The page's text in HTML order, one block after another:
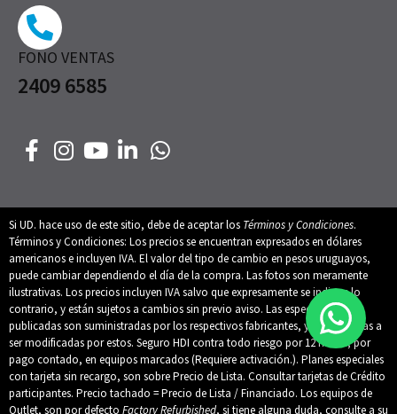
FONO VENTAS
2409 6585
Si UD. hace uso de este sitio, debe de aceptar los Términos y Condiciones.
Términos y Condiciones: Los precios se encuentran expresados en dólares
americanos e incluyen IVA. El valor del tipo de cambio en pesos uruguayos,
puede cambiar dependiendo el día de la compra. Las fotos son meramente
ilustrativas. Los precios incluyen IVA salvo que expresamente se indique lo
contrario, y están sujetos a cambios sin previo aviso. Las especificaciones
publicadas son suministradas por los respectivos fabricantes, y están sujetas a
ser modificadas por estos. Seguro HDI contra todo riesgo por 12 meses, por
pago contado, en equipos marcados (Requiere activación.). Planes especiales
con tarjeta sin recargo, son sobre Precio de Lista. Consultar tarjetas de Crédito
participantes. Precio tachado = Precio de Lista / Financiado. Los equipos de
Outlet, son por defecto Factory Refurbished, si tiene alguna duda, consulte a su